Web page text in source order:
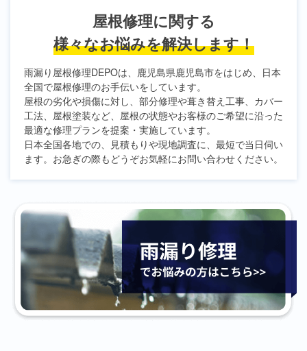
屋根修理に関する
様々なお悩みを解決します！
雨漏り屋根修理DEPOは、鹿児島県鹿児島市をはじめ、日本
全国で屋根修理のお手伝いをしています。
屋根の劣化や損傷に対し、部分修理や葺き替え工事、カバー
工法、屋根塗装など、屋根の状態やお客様のご希望に沿った
最適な修理プランを提案・実施しています。
日本全国各地での、見積もりや現地調査に、最短で当日伺い
ます。お急ぎの際もどうぞお気軽にお問い合わせください。